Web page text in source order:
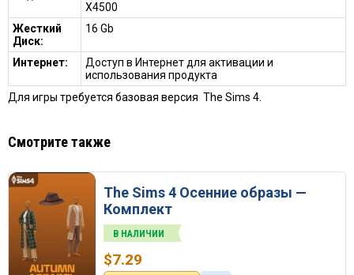
X4500
Жесткий
Диск:
16 Gb
Интернет:
Доступ в Интернет для активации и
использования продукта
Для игры требуется базовая версия The Sims 4.
Смотрите также
The Sims 4 Осенние образы —
Комплект
В НАЛИЧИИ
$7.29